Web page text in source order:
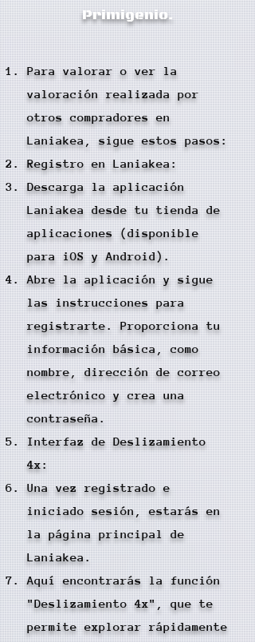
Primigenio.
Para valorar o ver la
valoración realizada por
otros compradores en
Laniakea, sigue estos pasos:
Registro en Laniakea:
Descarga la aplicación
Laniakea desde tu tienda de
aplicaciones (disponible
para iOS y Android).
Abre la aplicación y sigue
las instrucciones para
registrarte. Proporciona tu
información básica, como
nombre, dirección de correo
electrónico y crea una
contraseña.
Interfaz de Deslizamiento
4x:
Una vez registrado e
iniciado sesión, estarás en
la página principal de
Laniakea.
Aquí encontrarás la función
"Deslizamiento 4x", que te
permite explorar rápidamente